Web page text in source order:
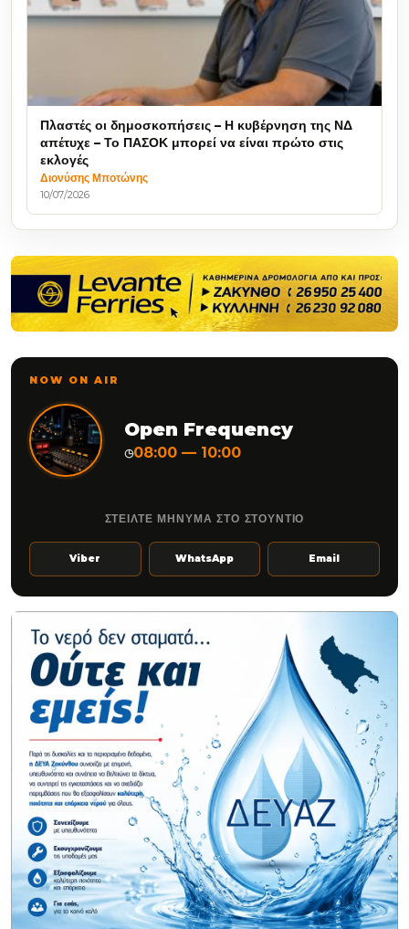
Πλαστές οι δημοσκοπήσεις – Η κυβέρνηση της ΝΔ
απέτυχε – Το ΠΑΣΟΚ μπορεί να είναι πρώτο στις
εκλογές
Διονύσης Μποτώνης
10/07/2026
NOW ON AIR
Open Frequency
◷08:00 — 10:00
ΣΤΕΙΛΤΕ ΜΗΝΥΜΑ ΣΤΟ ΣΤΟΥΝΤΙΟ
Viber WhatsApp Email